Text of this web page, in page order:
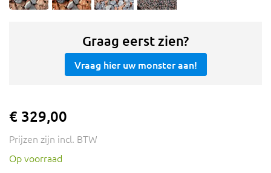
Graag eerst zien?
Vraag hier uw monster aan!
€ 329,00
Prijzen zijn incl. BTW
Op voorraad